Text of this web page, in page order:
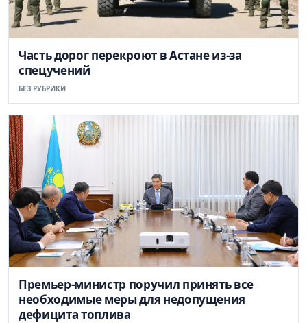
Часть дорог перекроют в Астане из-за
спецучений
БЕЗ РУБРИКИ
Премьер-министр поручил принять все
необходимые меры для недопущения
дефицита топлива